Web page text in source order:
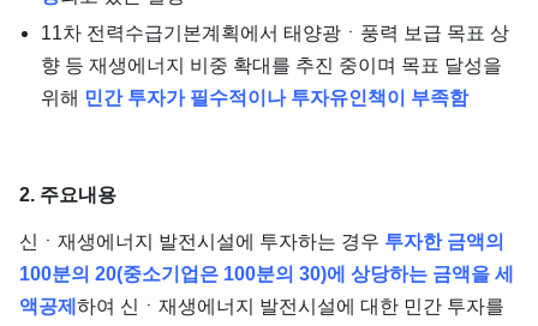
11차 전력수급기본계획에서 태양광ㆍ풍력 보급 목표 상
향 등 재생에너지 비중 확대를 추진 중이며 목표 달성을
위해 민간 투자가 필수적이나 투자유인책이 부족함
2. 주요내용
신ㆍ재생에너지 발전시설에 투자하는 경우 투자한 금액의
100분의 20(중소기업은 100분의 30)에 상당하는 금액을 세
액공제 하여 신ㆍ재생에너지 발전시설에 대한 민간 투자를